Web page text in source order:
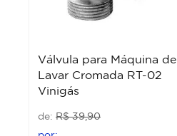
Válvula para Máquina de
Lavar Cromada RT-02
Vinigás
R$ 39,90